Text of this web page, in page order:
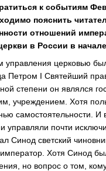
к событиям
пояснить
отношений
в России в
церковью
Петром I Святейший
степени он являлся
учреждением. Хотя
самостоятельности. И
управляли почти
Синод светский
император. Хотя Синод
но вопрос о том,